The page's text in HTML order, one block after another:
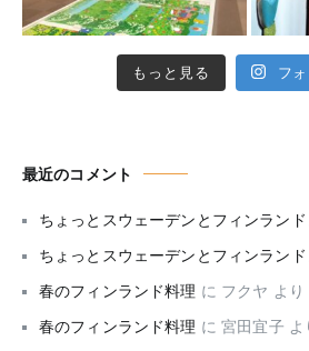
もっと見る フ
最近のコメント
ちょっとスウェーデンとフィンラン
ちょっとスウェーデンとフィンラン
春のフィンランド料理 に フクヤ より
春のフィンランド料理 に宮田宜子 よ